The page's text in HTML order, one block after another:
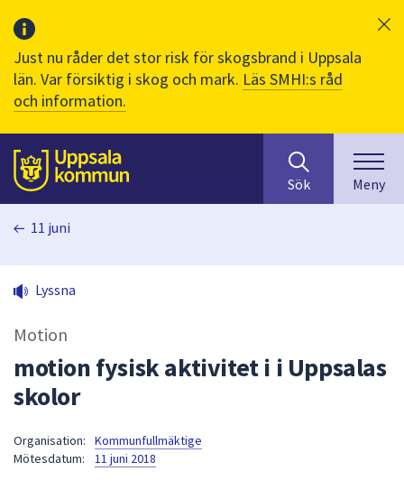
Just nu råder det stor risk för skogsbrand i Uppsala
län. Var försiktig i skog och mark. Läs SMHI:s råd
och information.
Till sidans
huvudinnehåll
efter
innehåll
på
sökfältet
kommer
Sök Meny
11 juni
Lyssna
Motion
motion fysisk aktivitet i i Uppsalas
skolor
Organisation:
Kommunfullmäktige
Mötesdatum:
11 juni 2018